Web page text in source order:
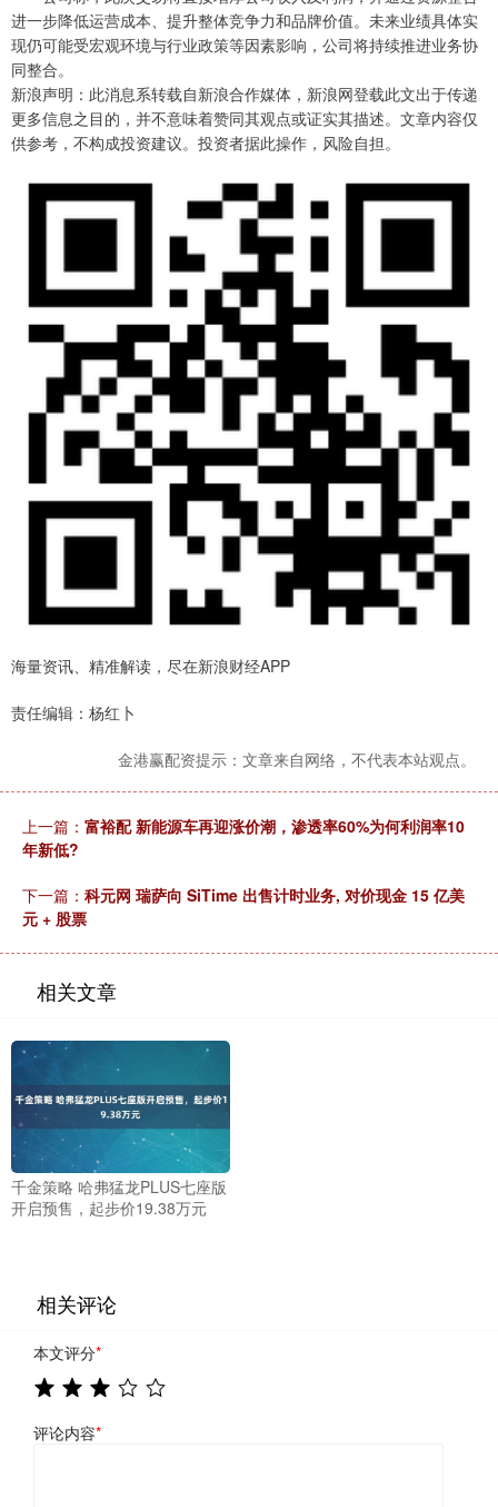
进一步降低运营成本、提升整体竞争力和品牌价值。未来业绩具体实
现仍可能受宏观环境与行业政策等因素影响，公司将持续推进业务协
同整合。
新浪声明：此消息系转载自新浪合作媒体，新浪网登载此文出于传递
更多信息之目的，并不意味着赞同其观点或证实其描述。文章内容仅
供参考，不构成投资建议。投资者据此操作，风险自担。
海量资讯、精准解读，尽在新浪财经APP
责任编辑：杨红卜
金港赢配资提示：文章来自网络，不代表本站观点。
上一篇： 富裕配 新能源车再迎涨价潮，渗透率60%为何利润率10
年新低?
下一篇： 科元网 瑞萨向 SiTime 出售计时业务, 对价现金 15 亿美
元 + 股票
相关文章
千金策略 哈弗猛龙PLUS七座版
开启预售，起步价19.38万元
相关评论
本文评分*
评论内容*